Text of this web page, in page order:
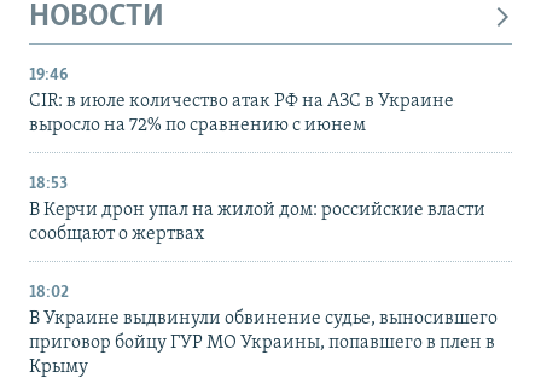
НОВОСТИ
19:46
CIR: в июле количество атак РФ на АЗС в Украине
выросло на 72% по сравнению с июнем
18:53
В Керчи дрон упал на жилой дом: российские власти
сообщают о жертвах
18:02
В Украине выдвинули обвинение судье, выносившего
приговор бойцу ГУР МО Украины, попавшего в плен в
Крыму